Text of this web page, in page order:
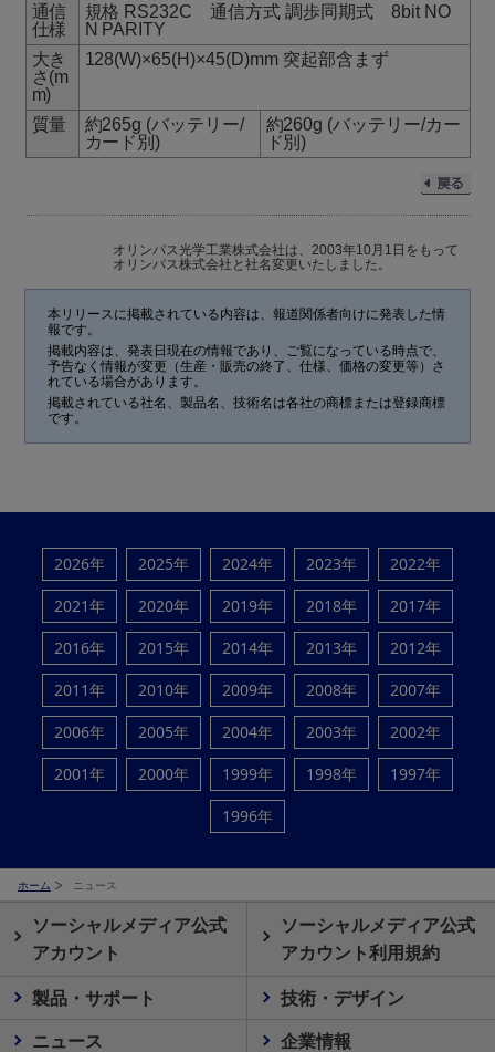
通信
仕様
規格 RS232C 通信方式 調歩同期式 8bit NO
N PARITY
大き
さ(m
m)
128(W)×65(H)×45(D)mm 突起部含まず
質量
約265g (バッテリー/
カード別)
約260g (バッテリー/カー
ド別)
オリンパス光学工業株式会社は、2003年10月1日をもって
オリンパス株式会社と社名変更いたしました。
本リリースに掲載されている内容は、報道関係者向けに発表した情
報です。
掲載内容は、発表日現在の情報であり、ご覧になっている時点で、
予告なく情報が変更（生産・販売の終了、仕様、価格の変更等）さ
れている場合があります。
掲載されている社名、製品名、技術名は各社の商標または登録商標
です。
2026年 2025年 2024年 2023年
2022年
2021年
2020年 2019年 2018年
2017年
2016年
2015年 2014年 2013年
2012年
2011年
2010年 2009年 2008年
2007年
2006年
2005年 2004年 2003年
2002年
2001年
2000年 1999年 1998年
1997年
1996年
ホーム ニュース
ソーシャルメディア公式
アカウント
ソーシャルメディア公式
アカウント利用規約
製品・サポート
技術・デザイン
ニュース
企業情報